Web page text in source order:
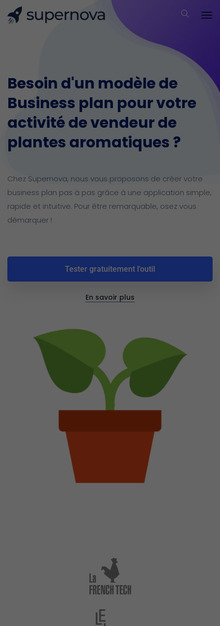
Besoin d'un modèle de
Business plan pour votre
activité de vendeur de
plantes aromatiques ?
Chez Supernova, nous vous proposons de créer votre
business plan pas à pas grâce à une application simple,
rapide et intuitive. Pour être remarquable, osez vous
démarquer !
Tester gratuitement l'outil
En savoir plus